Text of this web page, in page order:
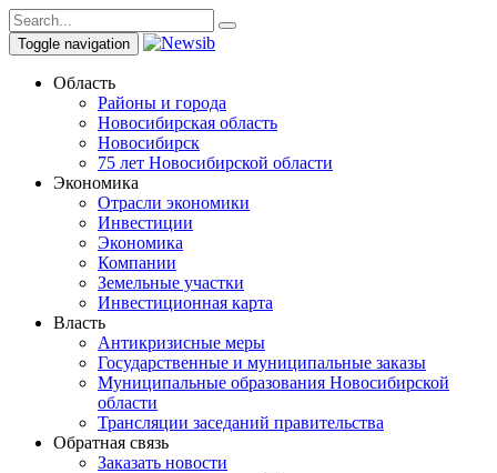
Toggle navigation
Область
Районы и города
Новосибирская область
Новосибирск
75 лет Новосибирской области
Экономика
Отрасли экономики
Инвестиции
Экономика
Компании
Земельные участки
Инвестиционная карта
Власть
Антикризисные меры
Государственные и муниципальные заказы
Муниципальные образования Новосибирской
области
Трансляции заседаний правительства
Обратная связь
Заказать новости